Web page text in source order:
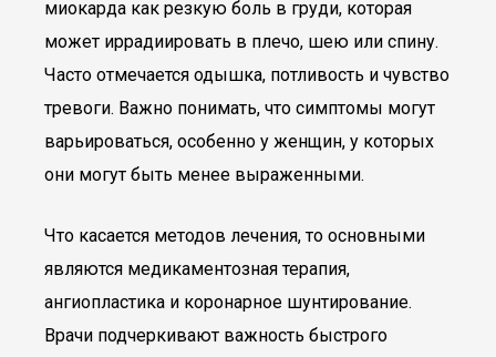
миокарда как резкую боль в груди, которая
может иррадиировать в плечо, шею или спину.
Часто отмечается одышка, потливость и чувство
тревоги. Важно понимать, что симптомы могут
варьироваться, особенно у женщин, у которых
они могут быть менее выраженными.
Что касается методов лечения, то основными
являются медикаментозная терапия,
ангиопластика и коронарное шунтирование.
Врачи подчеркивают важность быстрого